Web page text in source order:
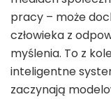
pracy – może
człowieka z
myślenia. To z
inteligentne
zaczynają